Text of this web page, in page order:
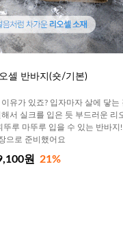
셀 반바지(숏/기본)
유가 있죠? 입자마자 살에 닿는
서 실크를 입은 듯 부드러운 리
루 마뚜루 입을 수 있는 반바지!
으로 준비했어요
원 21%